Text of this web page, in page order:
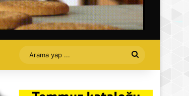
Arama
yap
...